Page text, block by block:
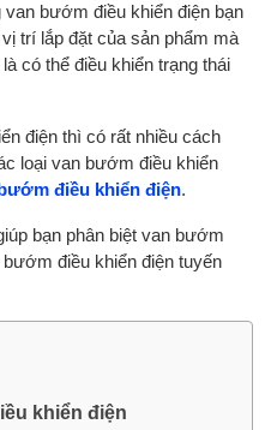
bướm điều khiển điện bạn
trí lắp đặt của sản phẩm mà
có thể điều khiển trạng thái
điện thì có rất nhiều cách
loại van bướm điều khiển
điều khiển điện.
bạn phân biệt van bướm
điều khiển điện tuyến
khiển điện